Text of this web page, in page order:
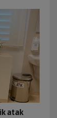
atak